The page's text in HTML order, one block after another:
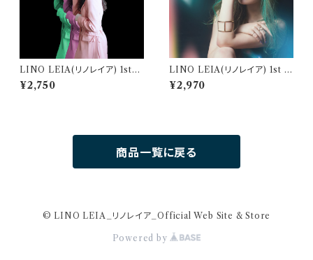
LINO LEIA(リノレイア) 1st
Mini Album "YOUTH" (ユ
ース) 【WEB限定特典あり】
¥2,750
LINO LEIA(リノレイア) 1st F
ull Album "CALLING"(コー
リング) [リニューアルパッケージ
¥2,970
商品一覧に戻る
© LINO LEIA_リノレイア_Official Web Site & Store
Powered by